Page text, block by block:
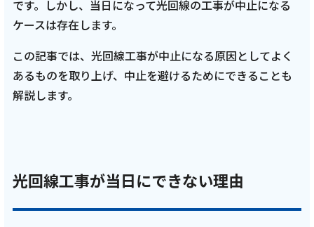
お知らせ
サイトマップ
ウェブサイトのご利用について
安全・安心ガイド
です。しかし、当日になって光回線の工事が中止になる
ケースは存在します。
この記事では、光回線工事が中止になる原因としてよく
あるものを取り上げ、中止を避けるためにできることも
解説します。
光回線工事が当日にできない理由